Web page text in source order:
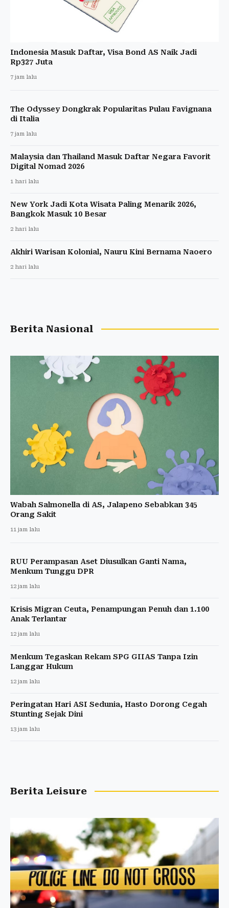
Indonesia Masuk Daftar, Visa Bond AS Naik Jadi
Rp327 Juta
7 jam lalu
The Odyssey Dongkrak Popularitas Pulau Favignana
di Italia
7 jam lalu
Malaysia dan Thailand Masuk Daftar Negara Favorit
Digital Nomad 2026
1 hari lalu
New York Jadi Kota Wisata Paling Menarik 2026,
Bangkok Masuk 10 Besar
2 hari lalu
Akhiri Warisan Kolonial, Nauru Kini Bernama Naoero
2 hari lalu
Berita Nasional
Wabah Salmonella di AS, Jalapeno Sebabkan 345
Orang Sakit
11 jam lalu
RUU Perampasan Aset Diusulkan Ganti Nama,
Menkum Tunggu DPR
12 jam lalu
Krisis Migran Ceuta, Penampungan Penuh dan 1.100
Anak Terlantar
12 jam lalu
Menkum Tegaskan Rekam SPG GIIAS Tanpa Izin
Langgar Hukum
12 jam lalu
Peringatan Hari ASI Sedunia, Hasto Dorong Cegah
Stunting Sejak Dini
13 jam lalu
Berita Leisure